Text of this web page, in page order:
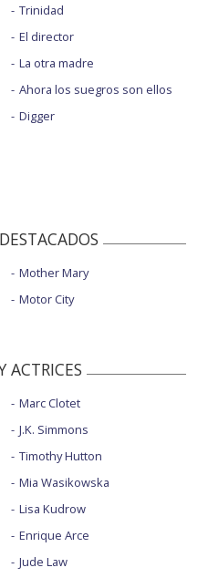
Trinidad
El director
La otra madre
Ahora los suegros son ellos
Digger
Mother Mary
Motor City
ACTRICES
Marc Clotet
J.K. Simmons
Timothy Hutton
Mia Wasikowska
Lisa Kudrow
Enrique Arce
Jude Law